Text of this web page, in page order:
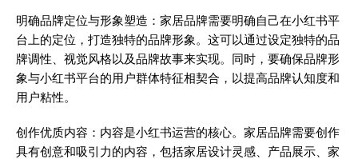
明确品牌定位与形象塑造：家居品牌需要明确自己在小红书平
台上的定位，打造独特的品牌形象。这可以通过设定独特的品
牌调性、视觉风格以及品牌故事来实现。同时，要确保品牌形
象与小红书平台的用户群体特征相契合，以提高品牌认知度和
用户粘性。
创作优质内容：内容是小红书运营的核心。家居品牌需要创作
具有创意和吸引力的内容，包括家居设计灵感、产品展示、家